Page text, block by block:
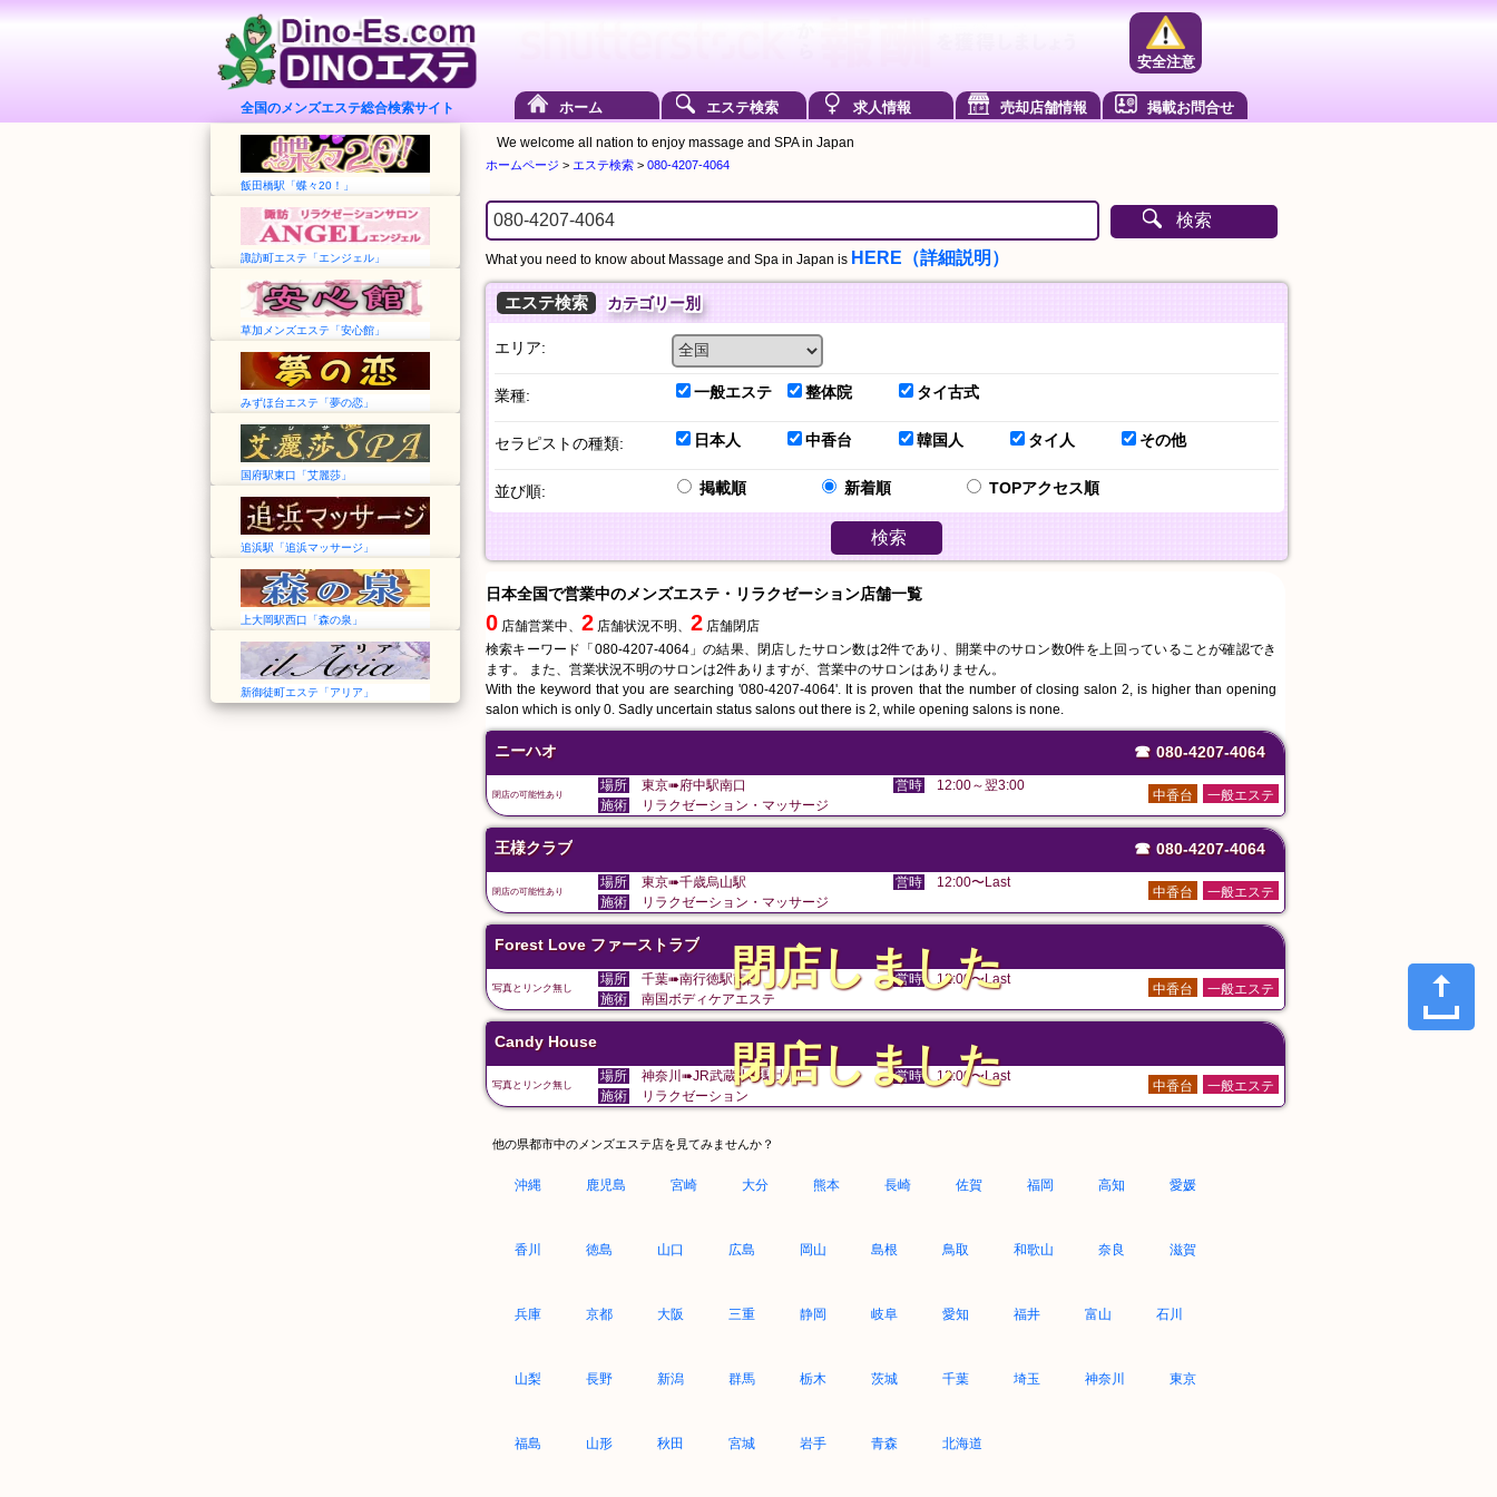
全国のメンズエステ総合検索サイト
安全注意
ホーム エステ検索 求人情報 売却店舗情報 掲載お問合せ
飯田橋駅「蝶々20！」
諏訪町エステ「エンジェル」
草加メンズエステ「安心館」
みずほ台エステ「夢の恋」
国府駅東口「艾麗莎」
追浜駅「追浜マッサージ」
上大岡駅西口「森の泉」
新御徒町エステ「アリア」
We welcome all nation to enjoy massage and SPA in Japan
ホームページ > エステ検索 > 080-4207-4064
検索
What you need to know about Massage and Spa in Japan is HERE（詳細説明）
エステ検索 カテゴリー別
エリア:
業種: 一般エステ 整体院 タイ古式
セラピストの種類: 日本人 中香台 韓国人 タイ人 その他
並び順: 掲載順 新着順 TOPアクセス順
検索
日本全国で営業中のメンズエステ・リラクゼーション店舗一覧
0 店舗営業中、 2 店舗状況不明、 2 店舗閉店
検索キーワード「080-4207-4064」の結果、閉店したサロン数は2件であり、開業中のサロン数0件を上回っていることが確認でき
ます。 また、営業状況不明のサロンは2件ありますが、営業中のサロンはありません。
With the keyword that you are searching '080-4207-4064'. It is proven that the number of closing salon 2, is higher than opening
salon which is only 0. Sadly uncertain status salons out there is 2, while opening salons is none.
ニーハオ ☎ 080-4207-4064
閉店の可能性あり
場所 東京➠府中駅南口 営時 12:00～翌3:00
一般エステ
中香台
施術 リラクゼーション・マッサージ
王様クラブ ☎ 080-4207-4064
閉店の可能性あり
場所 東京➠千歳烏山駅 営時 12:00〜Last
一般エステ
中香台
施術 リラクゼーション・マッサージ
閉店しました
Forest Love ファーストラブ
写真とリンク無し
場所 千葉➠南行徳駅南口 営時 12:00〜Last
一般エステ
中香台
施術 南国ボディケアエステ
閉店しました
Candy House
写真とリンク無し
場所 神奈川➠JR武蔵小杉駅北口 営時 12:00〜Last
一般エステ
中香台
施術 リラクゼーション
他の県都市中のメンズエステ店を見てみませんか？
沖縄 鹿児島 宮崎 大分 熊本 長崎 佐賀 福岡 高知 愛媛
香川 徳島 山口 広島 岡山 島根 鳥取 和歌山 奈良 滋賀
兵庫 京都 大阪 三重 静岡 岐阜 愛知 福井 富山 石川
山梨 長野 新潟 群馬 栃木 茨城 千葉 埼玉 神奈川 東京
福島 山形 秋田 宮城 岩手 青森 北海道